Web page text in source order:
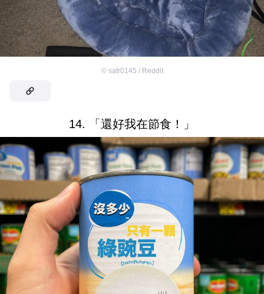
© satr0145 / Reddit
14. 「還好我在節食！」